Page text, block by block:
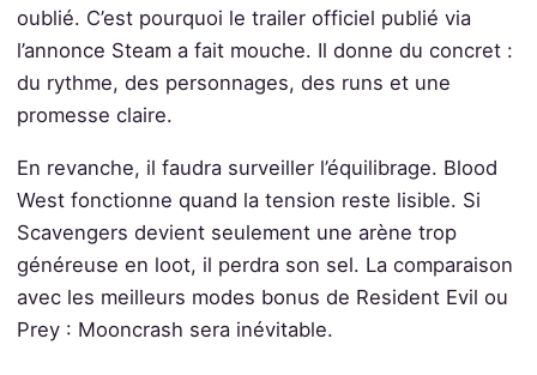
oublié. C’est pourquoi le trailer officiel publié via
l’annonce Steam a fait mouche. Il donne du concret :
du rythme, des personnages, des runs et une
promesse claire.
En revanche, il faudra surveiller l’équilibrage. Blood
West fonctionne quand la tension reste lisible. Si
Scavengers devient seulement une arène trop
généreuse en loot, il perdra son sel. La comparaison
avec les meilleurs modes bonus de Resident Evil ou
Prey : Mooncrash sera inévitable.